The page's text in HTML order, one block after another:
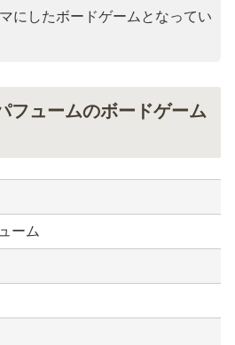
にしたボードゲームとなってい
フュームのボードゲーム
ーム